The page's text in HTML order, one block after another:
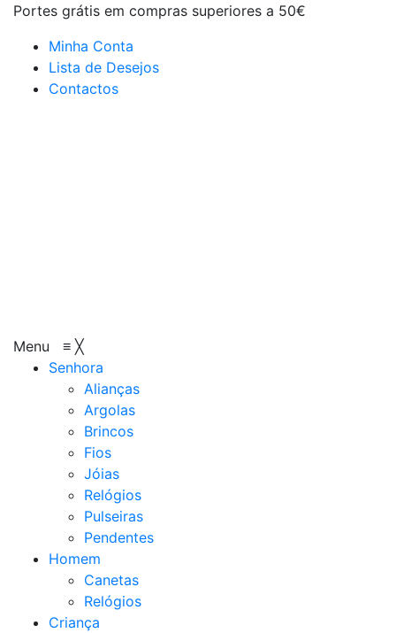
Portes grátis em compras superiores a 50€
Minha Conta
Lista de Desejos
Contactos
Menu ≡ ╳
Senhora
Alianças
Argolas
Brincos
Fios
Jóias
Relógios
Pulseiras
Pendentes
Homem
Canetas
Relógios
Criança